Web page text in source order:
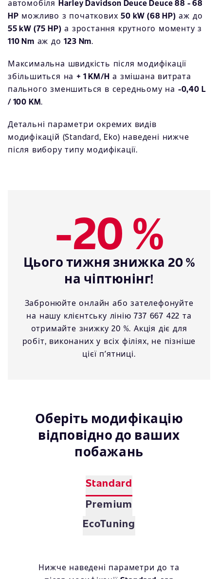
автомобіля Harley Davidson Deuce Deuce 88 - 68
HP можливо з початкових50 kW (68 HP) аж до
55 kW (75 HP) а зростання крутного моменту з
110 Nm аж до123 Nm.
Максимальна швидкість після модифікації
збільшиться на+ 1 KM/H а змішана витрата
пального зменшиться в середньому на -0,40 L
/ 100 KM.
Детальні параметри окремих видів
модифікацій (Standard, Eko) наведені нижче
після вибору типу модифікації.
-20 %
Цього тижня знижка 20 %
на чіптюнінг!
Забронюйте онлайн або зателефонуйте
на нашу клієнтську лінію 737 667 422 та
отримайте знижку 20 %. Акція діє для
робіт, виконаних у всіх філіях, не пізніше
цієї пʼятниці.
Оберіть модифікацію
відповідно до ваших
побажань
Standard
Premium
EcoTuning
Нижче наведені параметри до та